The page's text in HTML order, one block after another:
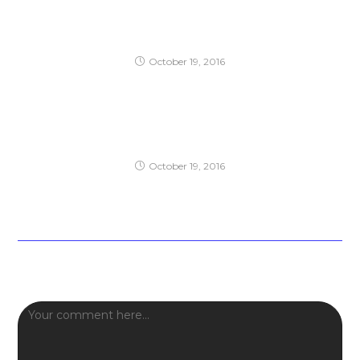
October 19, 2016
October 19, 2016
Comment